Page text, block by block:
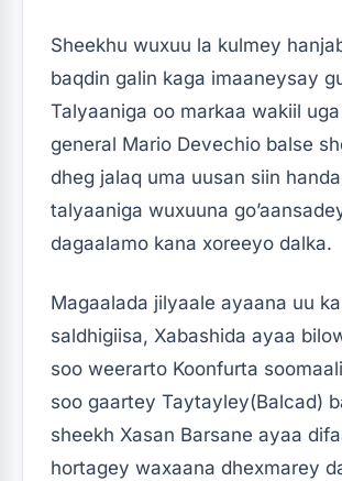
Sheekhu wuxuu la kulmey
baqdin galin kaga imaaneysay
Talyaaniga oo markaa wakiil
general Mario Devechio balse
dheg jalaq uma uusan siin
talyaaniga wuxuuna
dagaalamo kana xoreeyo dalka.
Magaalada jilyaale ayaana uu
saldhigiisa, Xabashida ayaa
soo weerarto Koonfurta
soo gaartey Taytayley(Balcad)
sheekh Xasan Barsane ayaa
hortagey waxaana dhexmarey